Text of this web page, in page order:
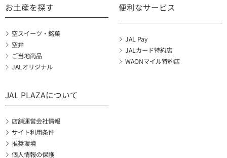
お土産を探す
空スイーツ・銘菓
空弁
ご当地商品
JALオリジナル
便利なサービス
JAL Pay
JALカード特約店
WAONマイル特約店
JAL PLAZAについて
店舗運営会社情報
サイト利用条件
推奨環境
個人情報の保護